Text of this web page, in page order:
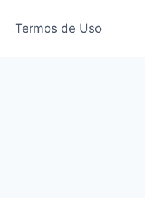
Termos de Uso